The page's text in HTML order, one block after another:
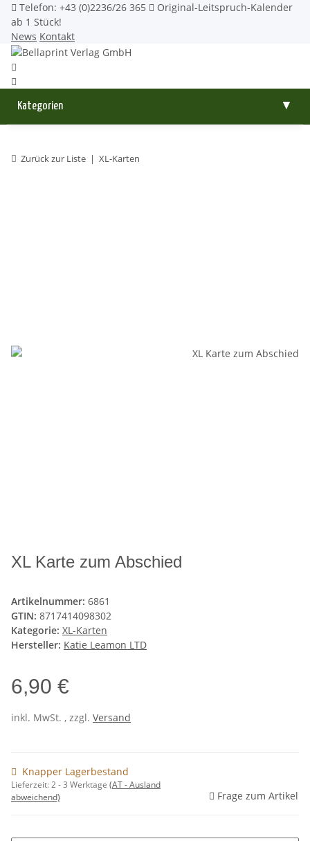
Telefon: +43 (0)2236/26 365
Original-Leitspruch-Kalender
ab 1 Stück!
News Kontakt
Kategorien ▼
Zurück zur Liste XL-Karten
XL Karte zum Abschied
Artikelnummer: 6861
GTIN: 8717414098302
Kategorie: XL-Karten
Hersteller: Katie Leamon LTD
6,90 €
inkl. MwSt. , zzgl. Versand
Knapper Lagerbestand
Lieferzeit:2 - 3 Werktage (AT - Ausland
abweichend)
Frage zum Artikel